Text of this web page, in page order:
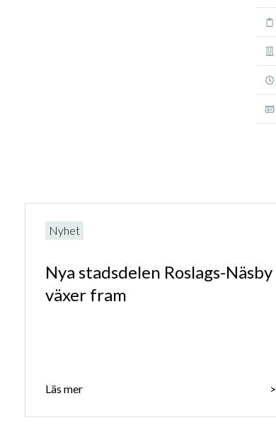
Nyhet
Nya stadsdelen Roslags-Näsby
växer fram
Läs mer >